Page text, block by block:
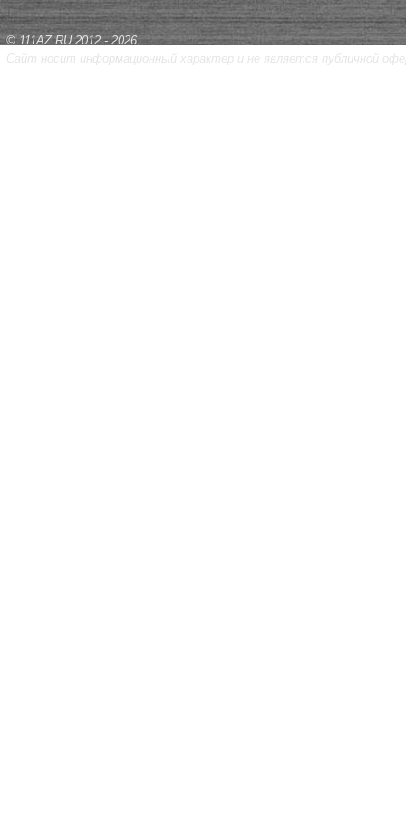
© 111AZ.RU 2012 - 2026
Сайт носит информационный характер и не является публичной